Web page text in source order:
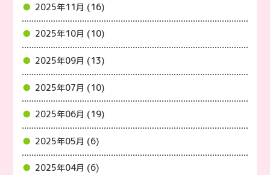
2025年11月 (16)
2025年10月 (10)
2025年09月 (13)
2025年07月 (10)
2025年06月 (19)
2025年05月 (6)
2025年04月 (6)